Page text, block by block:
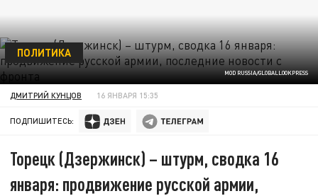
MOD RUSSIA/GLOBALLOOKPRESS
ПОЛИТИКА
ДМИТРИЙ КУНЦОВ 16 ЯНВАРЯ 15:35
ПОДПИШИТЕСЬ:
Торецк (Дзержинск) – штурм, сводка 16
января: продвижение русской армии,